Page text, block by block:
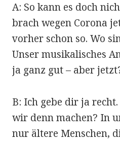
A: So kann es doch
brach wegen Corona
vorher schon so. Wo
Unser musikalisches
ja ganz gut – aber
B: Ich gebe dir ja
wir denn machen? In
nur ältere Menschen,